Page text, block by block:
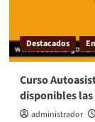
Destacados
Curso
disponibles las
administrador